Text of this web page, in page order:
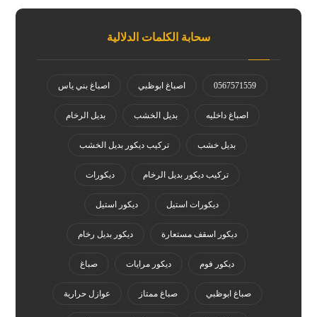
سحابة الكلمات الدلالية
0567571559 اصباغ ابوظبي اصباغ بني ياس
اصباغ داخليه بديل الخشب بديل الرخام
بديل خشب تركيب ديكور بديل الخشب
تركيب ديكور بديل الرخام ديكورات
ديكورات استيل ديكور استيل
ديكور اسقف مستعارة ديكور بديل رخام
ديكور فوم ديكور مرايات صباغ
صباغ ابوظبي صباغ ممتاز عوازل حرارية